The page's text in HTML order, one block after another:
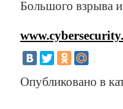
Большого взрыва и
Опубликовано в